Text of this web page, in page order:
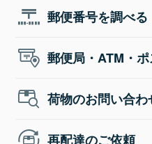
郵便番号を調べる
郵便局・ATM・
荷物のお問い合わ
再配達のご依頼